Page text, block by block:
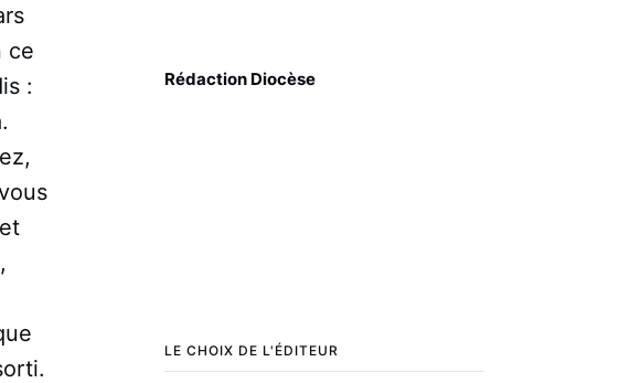
Rédaction Diocèse
LE CHOIX DE L'ÉDITEUR
ce
: